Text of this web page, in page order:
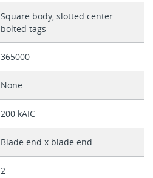
Square body, slotted center
bolted tags
365000
None
200 kAIC
Blade end x blade end
2